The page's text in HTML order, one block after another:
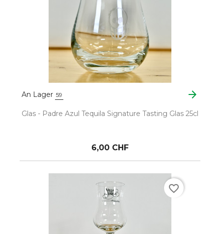
An Lager 59 arrow_forward
Glas - Padre Azul Tequila Signature Tasting Glas 25cl
6,00 CHF
favorite_border